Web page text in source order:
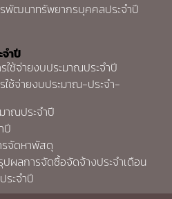
รพัฒนาทรัพยากรบุคคลประจำปี
ำปี
ใช้จ่ายงบประมาณประจำปี
ช้จ่ายงบประมาณ-ประจำ-
าณประจำปี
ปี
จัดหาพัสดุ
ปผลการจัดซื้อจัดจ้างประจำเดือน
ระจำปี